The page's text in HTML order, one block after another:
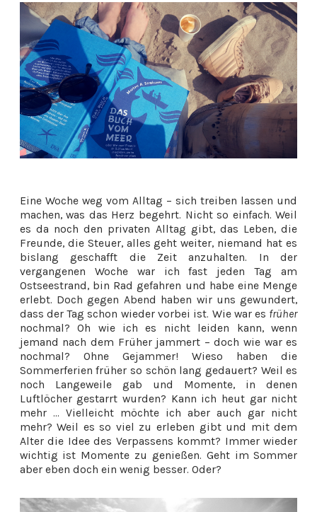
Eine Woche weg vom Alltag – sich treiben lassen und
machen, was das Herz begehrt. Nicht so einfach. Weil
es da noch den privaten Alltag gibt, das Leben, die
Freunde, die Steuer, alles geht weiter, niemand hat es
bislang geschafft die Zeit anzuhalten. In der
vergangenen Woche war ich fast jeden Tag am
Ostseestrand, bin Rad gefahren und habe eine Menge
erlebt. Doch gegen Abend haben wir uns gewundert,
dass der Tag schon wieder vorbei ist. Wie war es früher
nochmal? Oh wie ich es nicht leiden kann, wenn
jemand nach dem Früher jammert – doch wie war es
nochmal? Ohne Gejammer! Wieso haben die
Sommerferien früher so schön lang gedauert? Weil es
noch Langeweile gab und Momente, in denen
Luftlöcher gestarrt wurden? Kann ich heut gar nicht
mehr ... Vielleicht möchte ich aber auch gar nicht
mehr? Weil es so viel zu erleben gibt und mit dem
Alter die Idee des Verpassens kommt? Immer wieder
wichtig ist Momente zu genießen. Geht im Sommer
aber eben doch ein wenig besser. Oder?